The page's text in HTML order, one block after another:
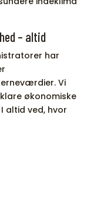
– altid
har
Vi
økonomiske
altid ved, hvor